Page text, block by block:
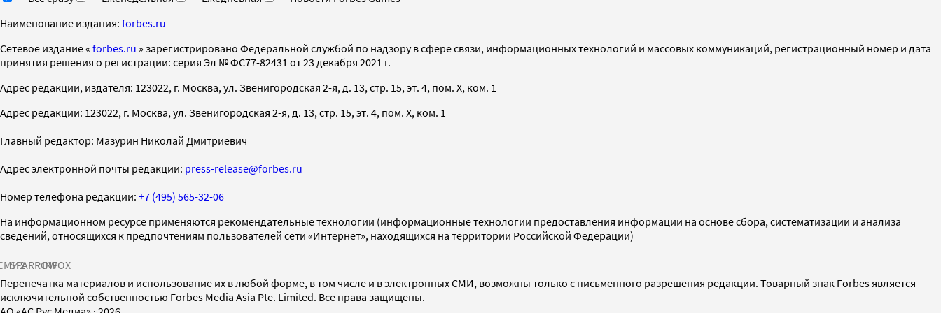
Наименование издания: forbes.ru
Cетевое издание « forbes.ru » зарегистрировано Федеральной службой по надзору в сфере связи, информационных технологий и массовых коммуникаций, регистрационный номер и дата
принятия решения о регистрации: серия Эл № ФС77-82431 от 23 декабря 2021 г.
Адрес редакции, издателя: 123022, г. Москва, ул. Звенигородская 2-я, д. 13, стр. 15, эт. 4, пом. X, ком. 1
Адрес редакции: 123022, г. Москва, ул. Звенигородская 2-я, д. 13, стр. 15, эт. 4, пом. X, ком. 1
Главный редактор: Мазурин Николай Дмитриевич
Адрес электронной почты редакции: press-release@forbes.ru
Номер телефона редакции: +7 (495) 565-32-06
На информационном ресурсе применяются рекомендательные технологии (информационные технологии предоставления информации на основе сбора, систематизации и анализа
сведений, относящихся к предпочтениям пользователей сети «Интернет», находящихся на территории Российской Федерации)
SPARROWINFOX
Перепечатка материалов и использование их в любой форме, в том числе и в электронных СМИ, возможны только с письменного разрешения редакции. Товарный знак Forbes является
исключительной собственностью Forbes Media Asia Pte. Limited. Все права защищены.